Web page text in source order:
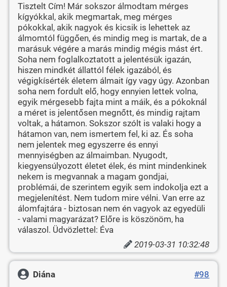
Tisztelt Cím! Már sokszor álmodtam mérges
kígyókkal, akik megmartak, meg mérges
pókokkal, akik nagyok és kicsik is lehettek az
álmomtól függően, és mindig meg is martak, de a
marásuk végére a marás mindig mégis mást ért.
Soha nem foglalkoztatott a jelentésük igazán,
hiszen mindkét állattól félek igazából, és
végigkísérték életem álmait így vagy úgy. Azonban
soha nem fordult elő, hogy ennyien lettek volna,
egyik mérgesebb fajta mint a máik, és a pókoknál
a méret is jelentősen megnőtt, és mindig rajtam
voltak, a hátamon. Sokszor szólt is valaki hogy a
hátamon van, nem ismertem fel, ki az. És soha
nem jelentek meg egyszerre és ennyi
mennyiségben az álmaimban. Nyugodt,
kiegyensúlyozott életet élek, és mint mindenkinek
nekem is megvannak a magam gondjai,
problémái, de szerintem egyik sem indokolja ezt a
megjelenítést. Nem tudom mire vélni. Van erre az
álomfajtára - biztosan nem én vagyok az egyedüli
- valami magyarázat? Előre is köszönöm, ha
válaszol. Üdvözlettel: Éva
2019-03-31 10:32:48
Diána
#98